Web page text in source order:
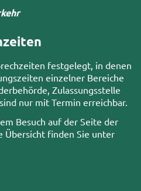
festgelegt, in denen
einzelner Bereiche
Zulassungsstelle
nur mit Termin erreichbar.
Besuch auf der Seite der
Übersicht finden Sie unter